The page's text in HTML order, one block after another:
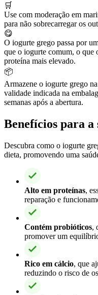
🛒
Use com moderação em
para não sobrecarregar os
😋
O iogurte grego passa por
que o iogurte comum, o que
proteína mais elevado.
📦
Armazene o iogurte grego
validade indicada na
semanas após a abertura.
Benefícios para a
Descubra como o iogurte
dieta, promovendo uma
Alto em proteínas,
reparação e
Contém probióticos,
promover um
Rico em cálcio, que
reduzindo o risco de